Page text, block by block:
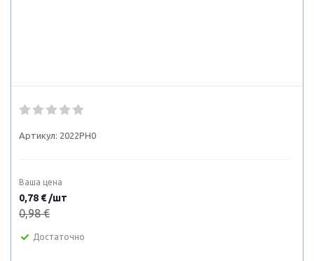
Артикул: 2022PH0
Ваша цена
0,78 € /шт
0,98 €
Достаточно